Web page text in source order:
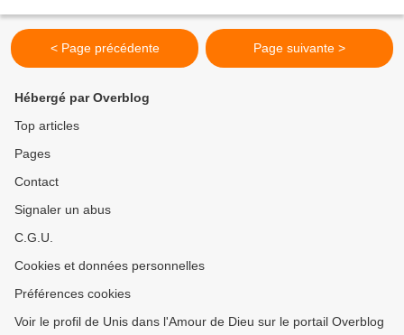
< Page précédente Page suivante >
Hébergé par Overblog
Top articles
Pages
Contact
Signaler un abus
C.G.U.
Cookies et données personnelles
Préférences cookies
Voir le profil de Unis dans l'Amour de Dieu sur le portail Overblog